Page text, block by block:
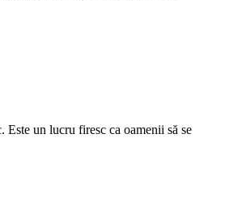
un lucru firesc ca oamenii să se